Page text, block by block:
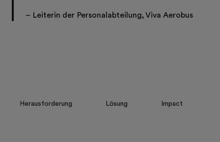
– Leiterin der Personalabteilung, Viva Aerobus
Herausforderung Lösung Impact